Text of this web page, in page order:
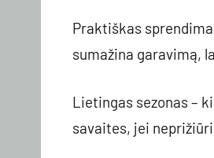
Praktiškas
sumažina garavimą,
Lietingas sezonas –
savaites, jei